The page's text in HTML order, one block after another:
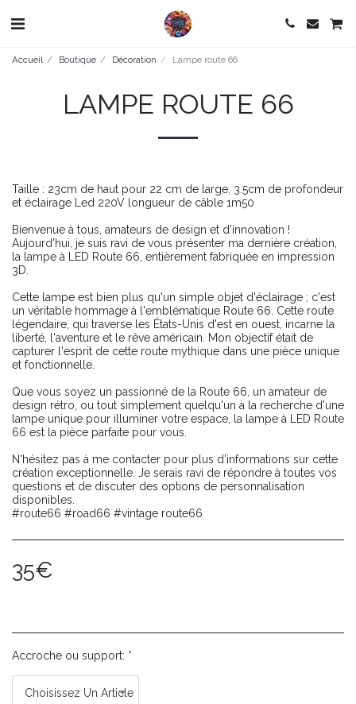
Accueil Boutique Décoration Lampe route 66
LAMPE ROUTE 66
Taille : 23cm de haut pour 22 cm de large, 3.5cm de profondeur
et éclairage Led 220V longueur de câble 1m50
Bienvenue à tous, amateurs de design et d'innovation !
Aujourd'hui, je suis ravi de vous présenter ma dernière création,
la lampe à LED Route 66, entièrement fabriquée en impression
3D.
Cette lampe est bien plus qu'un simple objet d'éclairage ; c'est
un véritable hommage à l'emblématique Route 66. Cette route
légendaire, qui traverse les États-Unis d'est en ouest, incarne la
liberté, l'aventure et le rêve américain. Mon objectif était de
capturer l'esprit de cette route mythique dans une pièce unique
et fonctionnelle.
Que vous soyez un passionné de la Route 66, un amateur de
design rétro, ou tout simplement quelqu'un à la recherche d'une
lampe unique pour illuminer votre espace, la lampe à LED Route
66 est la pièce parfaite pour vous.
N'hésitez pas à me contacter pour plus d'informations sur cette
création exceptionnelle. Je serais ravi de répondre à toutes vos
questions et de discuter des options de personnalisation
disponibles.
#route66 #road66 #vintage route66
35€
Accroche ou support: *
Choisissez Un Article